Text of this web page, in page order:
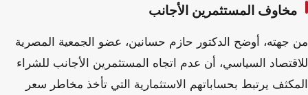
مخاوف المستثمرين الأجانب
من جهته، أوضح الدكتور حازم حسانين، عضو الجمعية المصرية
للاقتصاد السياسي، أن عدم اتجاه المستثمرين الأجانب للشراء
المكثف يرتبط بحساباتهم الاستثمارية التي تأخذ مخاطر سعر